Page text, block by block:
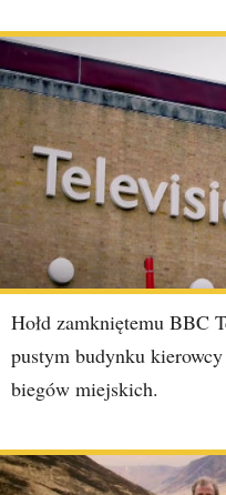
Hołd zamkniętemu BBC
pustym budynku
biegów miejskich.